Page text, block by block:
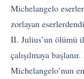
Michelangelo
zorlayan
II. Julius’un ölümü
çalışılmaya
Michelangelo’nun